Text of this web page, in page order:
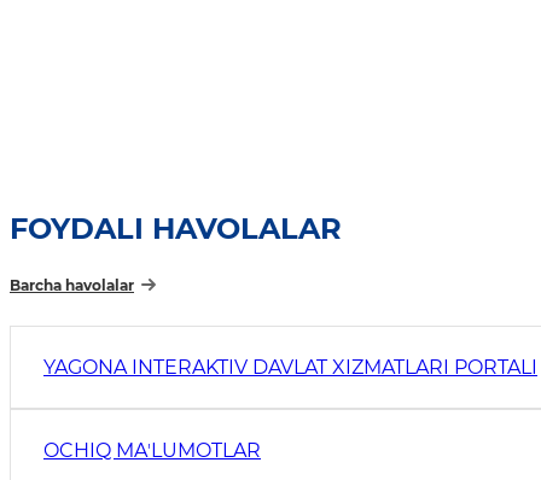
FOYDALI HAVOLALAR
Barcha havolalar
YAGONA INTERAKTIV DAVLAT XIZMATLARI PORTALI
OCHIQ MAʼLUMOTLAR